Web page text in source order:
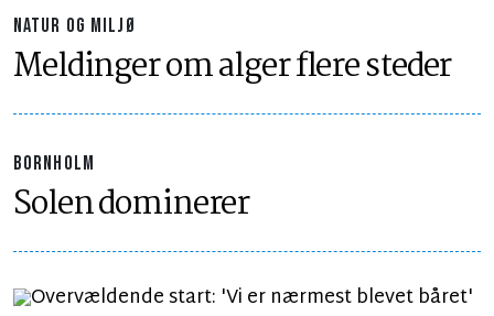
NATUR OG MILJØ
Meldinger om alger flere steder
BORNHOLM
Solen dominerer